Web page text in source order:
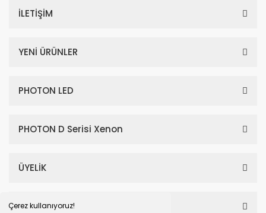
Çerez kullanıyoruz!
İLETİŞİM
YENİ ÜRÜNLER
PHOTON LED
PHOTON D Serisi Xenon
ÜYELİK
SAYFALAR